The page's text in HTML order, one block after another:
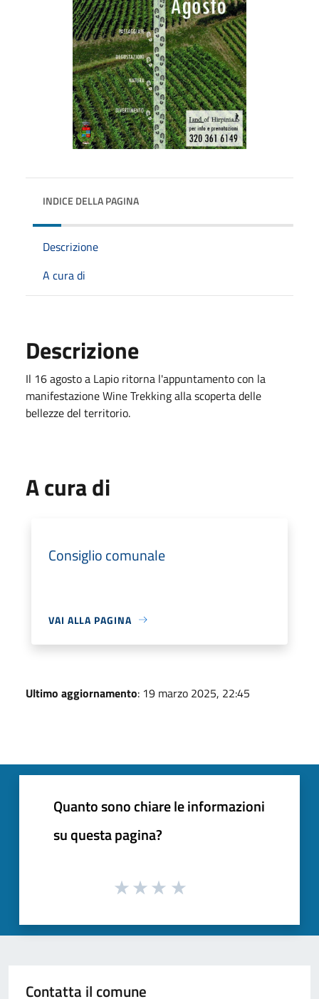
INDICE DELLA PAGINA
Descrizione
A cura di
Descrizione
Il 16 agosto a Lapio ritorna l'appuntamento con la
manifestazione Wine Trekking alla scoperta delle
bellezze del territorio.
A cura di
Consiglio comunale
VAI ALLA PAGINA
Ultimo aggiornamento: 19 marzo 2025, 22:45
Quanto sono chiare le informazioni
su questa pagina?
Contatta il comune